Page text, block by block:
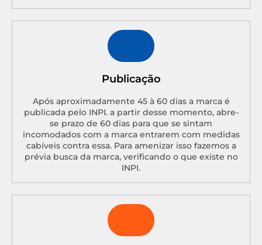
Publicação
Após aproximadamente 45 à 60 dias a marca é
publicada pelo INPI. a partir desse momento, abre-
se prazo de 60 dias para que se sintam
incomodados com a marca entrarem com medidas
cabíveis contra essa. Para amenizar isso fazemos a
prévia busca da marca, verificando o que existe no
INPI.